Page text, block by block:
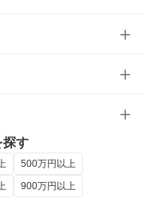
探す
500万円以上
900万円以上